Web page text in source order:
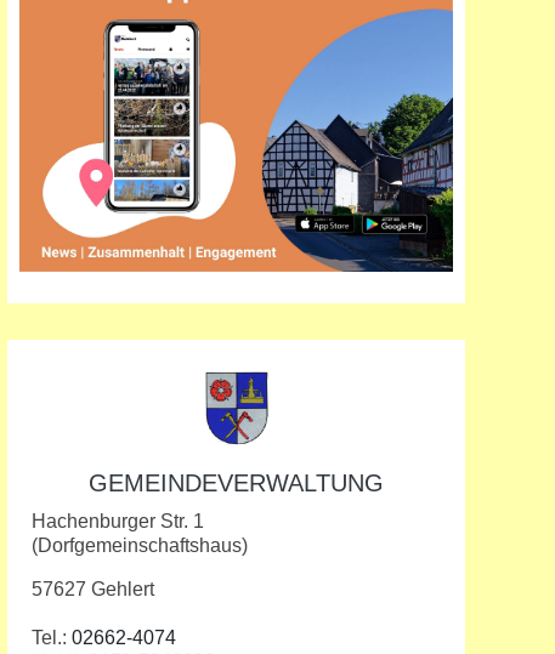
GEMEINDEVERWALTUNG
Hachenburger Str. 1
(Dorfgemeinschaftshaus)
57627 Gehlert
Tel.:02662-4074